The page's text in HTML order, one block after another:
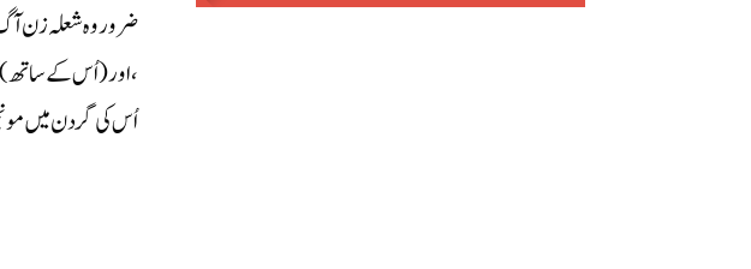
ضرور وہ شعلہ زن
اور (اُس کے ساتھ) اُس کی جورُو بھی، لگائی بُجھائی کرنے والی،
اُس کی گردن میں